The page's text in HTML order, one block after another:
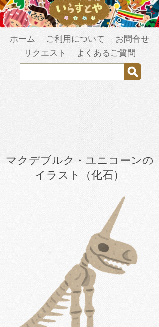
ホーム ご利用について
お問合せ
リクエスト
よくあるご質問
マクデブルク・ユニコーンの
イラスト（化石）